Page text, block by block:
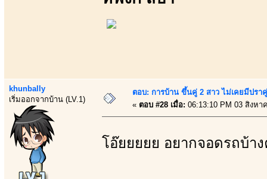
khunbally
เริ่มออกจากบ้าน (LV.1)
ตอบ: การบ้าน ขึ้นคู่ 2 สาว ไม่เคยมีปร
« ตอบ #28 เมื่อ: 06:13:10 PM 03 สิงหา
โอ๊ยยยยย อยากจอดรถบ้า